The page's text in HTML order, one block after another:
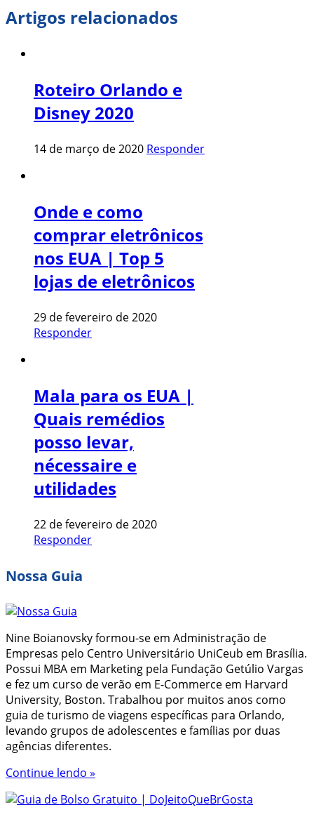
Artigos relacionados
Roteiro Orlando e
Disney 2020
14 de março de 2020 Responder
Onde e como
comprar eletrônicos
nos EUA | Top 5
lojas de eletrônicos
29 de fevereiro de 2020
Responder
Mala para os EUA |
Quais remédios
posso levar,
nécessaire e
utilidades
22 de fevereiro de 2020
Responder
Nossa Guia
Nine Boianovsky formou-se em Administração de
Empresas pelo Centro Universitário UniCeub em Brasília.
Possui MBA em Marketing pela Fundação Getúlio Vargas
e fez um curso de verão em E-Commerce em Harvard
University, Boston. Trabalhou por muitos anos como
guia de turismo de viagens específicas para Orlando,
levando grupos de adolescentes e famílias por duas
agências diferentes.
Continue lendo »